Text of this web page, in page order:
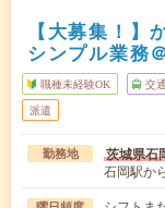
【大募集！】
シンプル業務
職種未経験OK 交
派遣
勤務地 茨城県石
石岡駅か